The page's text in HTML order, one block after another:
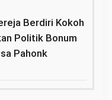
Berdiri Kokoh
Politik Bonum
Pahonk